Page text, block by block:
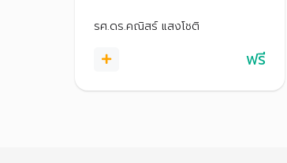
สนามลงทุนอย่างมั่นใจ
รศ.ดร.คณิสร์ แสงโชติ
ฟรี